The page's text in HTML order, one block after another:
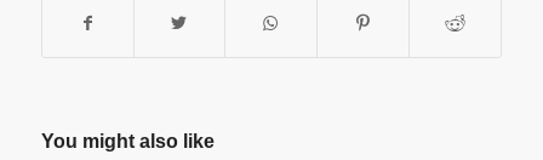
You might also like